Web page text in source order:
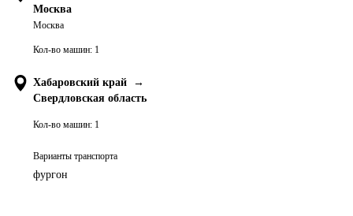
Москва
Москва
Кол-во машин: 1
Хабаровский край
→
Свердловская область
Кол-во машин: 1
Варианты транспорта
фургон